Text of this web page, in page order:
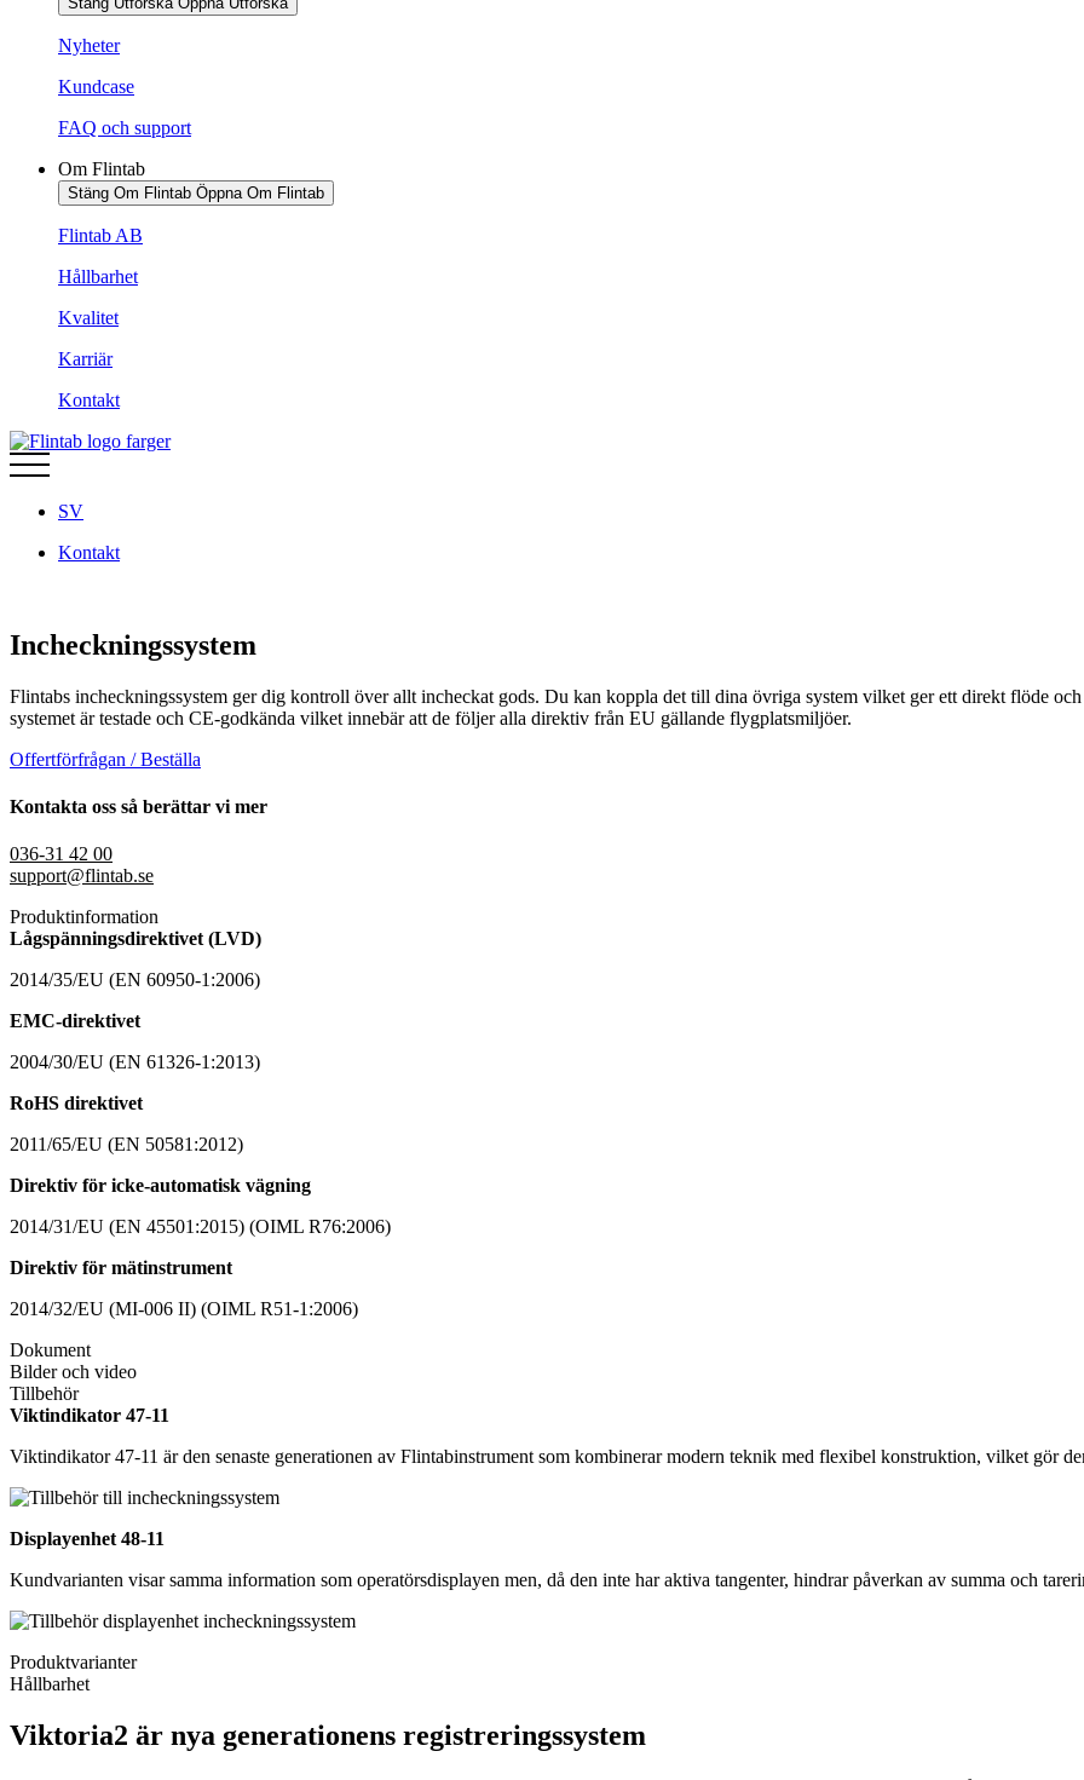
Nyheter
Kundcase
FAQ och support
Om Flintab
Stäng Om Flintab Öppna Om Flintab
Flintab AB
Hållbarhet
Kvalitet
Karriär
Kontakt
SV
Kontakt
Incheckningssystem
Flintabs incheckningssystem ger dig kontroll över allt incheckat gods. Du kan koppla det till dina övriga system vilket ger ett direkt flöde
systemet är testade och CE-godkända vilket innebär att de följer alla direktiv från EU gällande flygplatsmiljöer.
Offertförfrågan / Beställa
Kontakta oss så berättar vi mer
036-31 42 00
support@flintab.se
Produktinformation
Lågspänningsdirektivet (LVD)
2014/35/EU (EN 60950-1:2006)
EMC-direktivet
2004/30/EU (EN 61326-1:2013)
RoHS direktivet
2011/65/EU (EN 50581:2012)
Direktiv för icke-automatisk vägning
2014/31/EU (EN 45501:2015) (OIML R76:2006)
Direktiv för mätinstrument
2014/32/EU (MI-006 II) (OIML R51-1:2006)
Dokument
Bilder och video
Tillbehör
Viktindikator 47-11
Viktindikator 47-11 är den senaste generationen av Flintabinstrument som kombinerar modern teknik med flexibel konstruktion, vilket gör
Displayenhet 48-11
Kundvarianten visar samma information som operatörsdisplayen men, då den inte har aktiva tangenter, hindrar påverkan av summa och
Produktvarianter
Hållbarhet
Viktoria2 är nya generationens registreringssystem